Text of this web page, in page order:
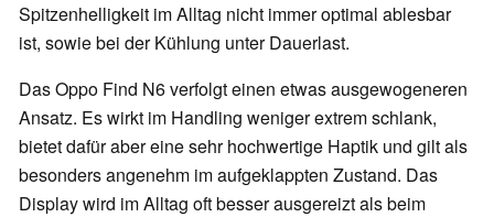
Spitzenhelligkeit im Alltag nicht immer optimal ablesbar
ist, sowie bei der Kühlung unter Dauerlast.
Das Oppo Find N6 verfolgt einen etwas ausgewogeneren
Ansatz. Es wirkt im Handling weniger extrem schlank,
bietet dafür aber eine sehr hochwertige Haptik und gilt als
besonders angenehm im aufgeklappten Zustand. Das
Display wird im Alltag oft besser ausgereizt als beim